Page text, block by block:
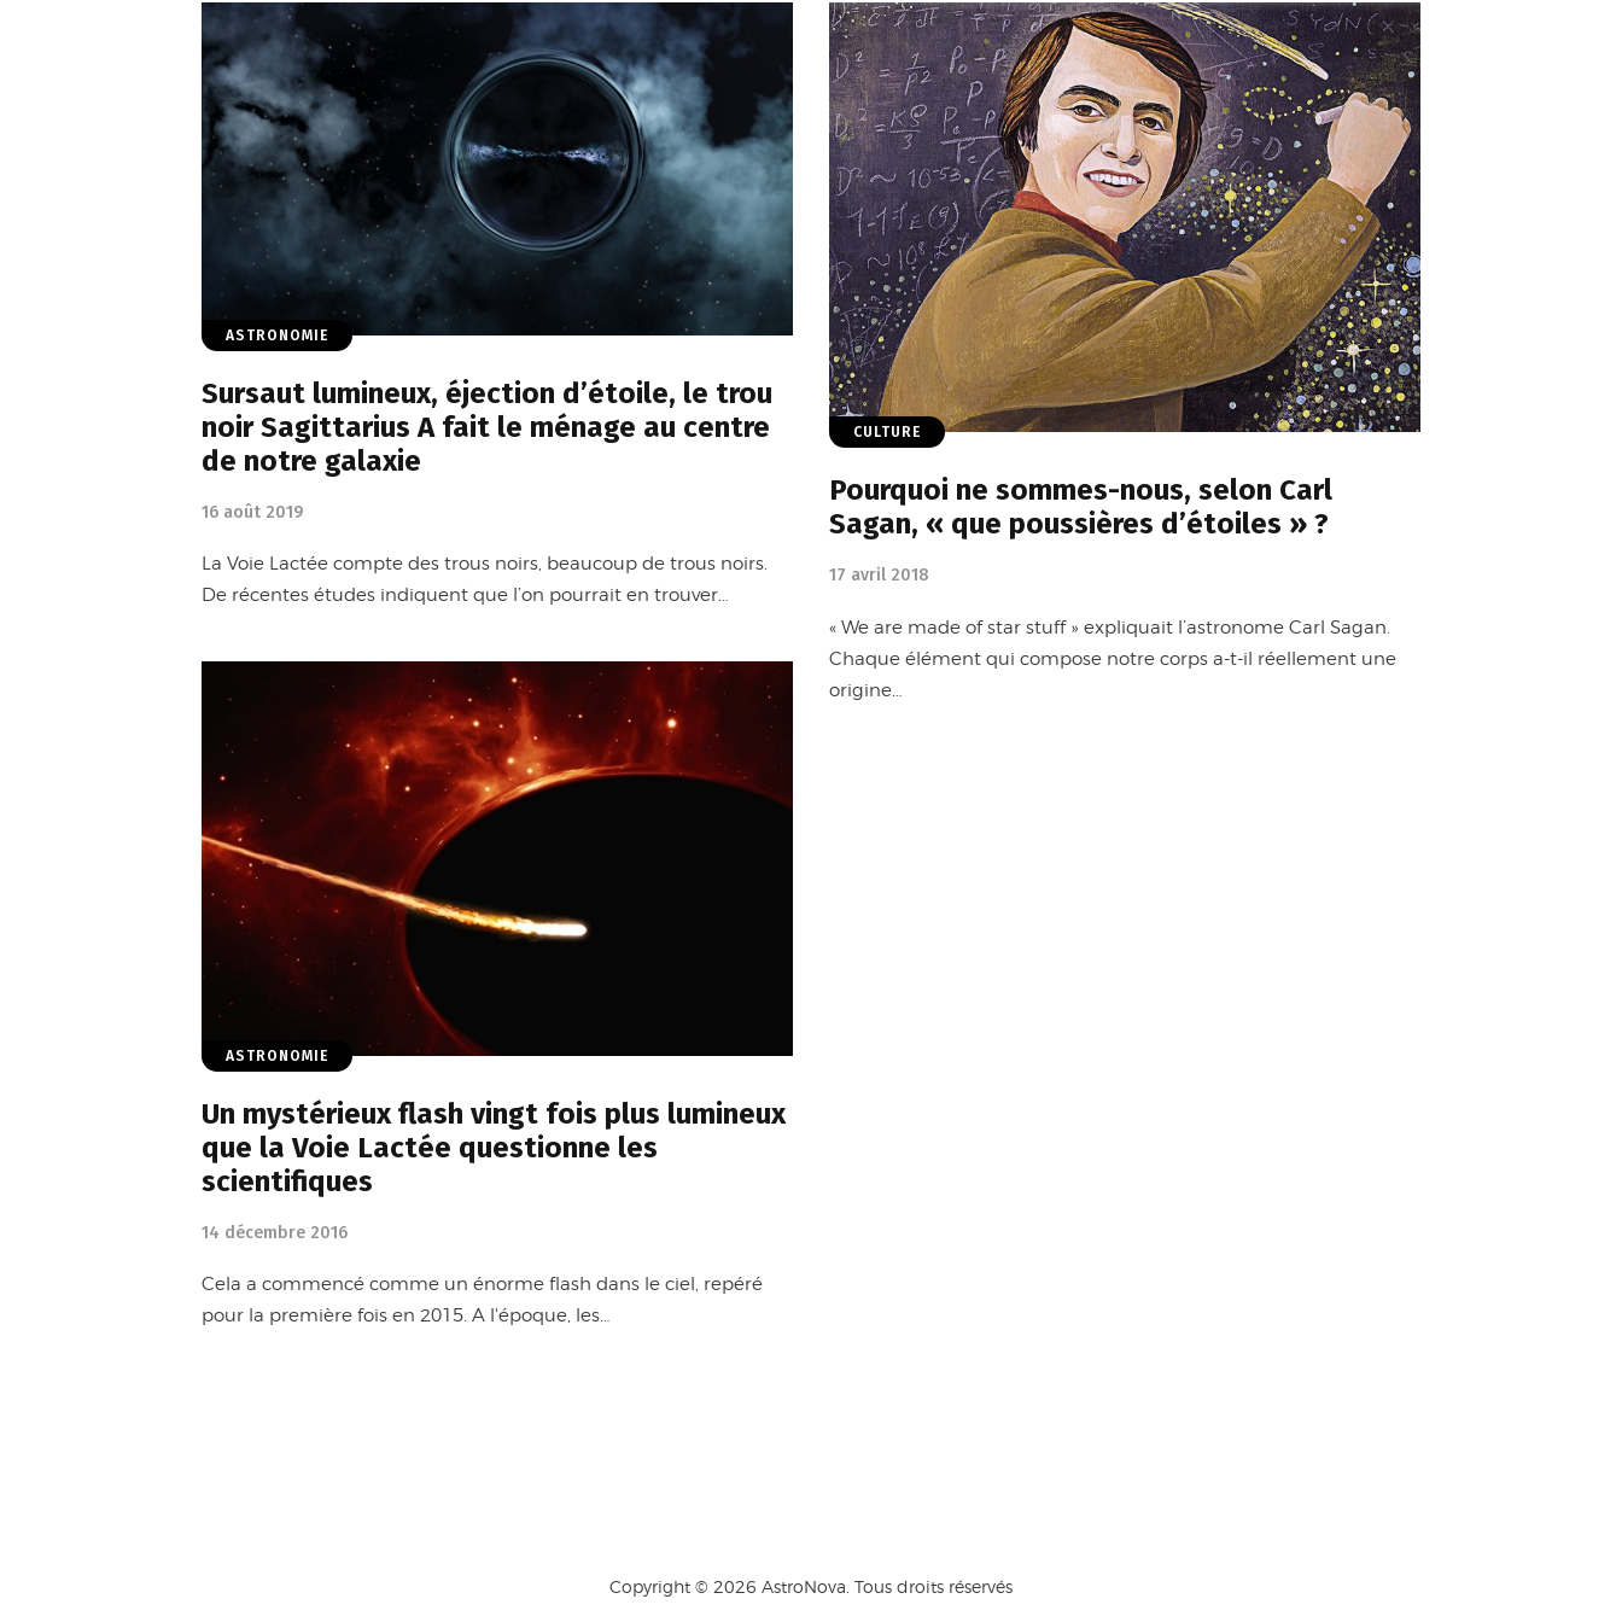
ASTRONOMIE
Sursaut lumineux, éjection d’étoile, le trou
noir Sagittarius A fait le ménage au centre
de notre galaxie
16 août 2019
La Voie Lactée compte des trous noirs, beaucoup de trous noirs.
De récentes études indiquent que l’on pourrait en trouver…
CULTURE
Pourquoi ne sommes-nous, selon Carl
Sagan, « que poussières d’étoiles » ?
17 avril 2018
« We are made of star stuff » expliquait l’astronome Carl Sagan.
Chaque élément qui compose notre corps a-t-il réellement une
origine…
ASTRONOMIE
Un mystérieux flash vingt fois plus lumineux
que la Voie Lactée questionne les
scientifiques
14 décembre 2016
Cela a commencé comme un énorme flash dans le ciel, repéré
pour la première fois en 2015. A l'époque, les…
Copyright © 2026 AstroNova. Tous droits réservés